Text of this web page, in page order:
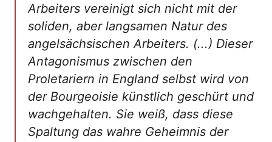
Arbeiters vereinigt sich nicht mit der
soliden, aber langsamen Natur des
angelsächsischen Arbeiters. (...) Dieser
Antagonismus zwischen den
Proletariern in England selbst wird von
der Bourgeoisie künstlich geschürt und
wachgehalten. Sie weiß, dass diese
Spaltung das wahre Geheimnis der